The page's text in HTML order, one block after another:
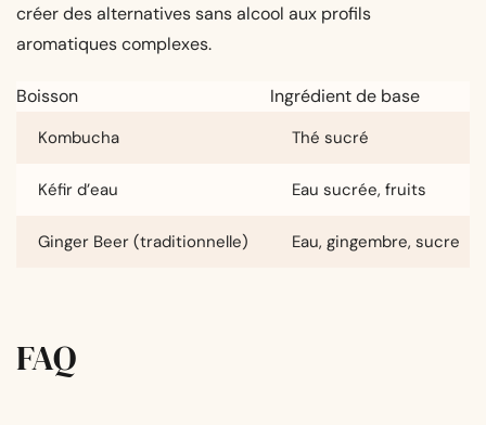
créer des alternatives sans alcool aux profils
aromatiques complexes.
Boisson Ingrédient de base
Kombucha Thé sucré
Kéfir d’eau Eau sucrée, fruits
Ginger Beer (traditionnelle) Eau, gingembre, sucre
FAQ